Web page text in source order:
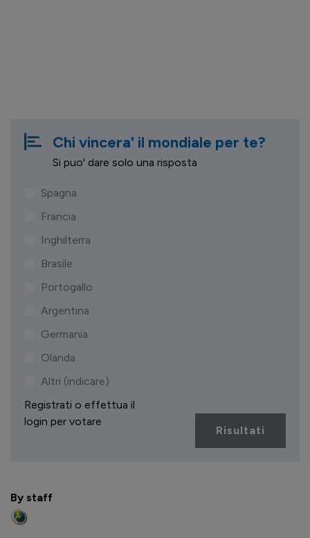
Chi vincera' il mondiale per te?
Si puo' dare solo una risposta
Spagna
Francia
Inghilterra
Brasile
Portogallo
Argentina
Germania
Olanda
Altri (indicare)
Registrati o effettua il
login per votare
Risultati
By staff